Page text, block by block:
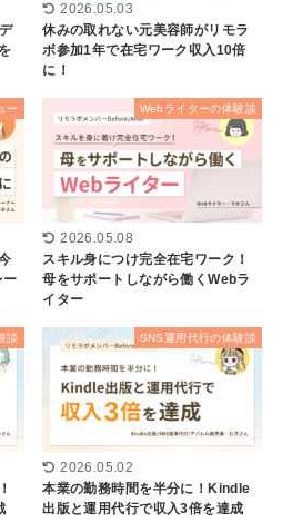
2026.05.03
休みの取れない元美容師がリモラ
ボ参加1年で在宅ワーク収入10倍
に！
ー
ー
Webライターの体験談
2026.05.08
スキル身につけ完全在宅ワーク！
母をサポートしながら働くWebラ
イター
談 SNS運用代行の体験談
2026.05.02
本業の勤務時間を半分に！Kindle
出版と運用代行で収入3倍を達成